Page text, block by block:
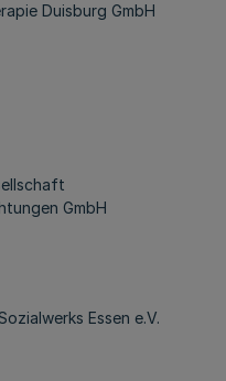
Duisburg GmbH
GmbH
Essen e.V.